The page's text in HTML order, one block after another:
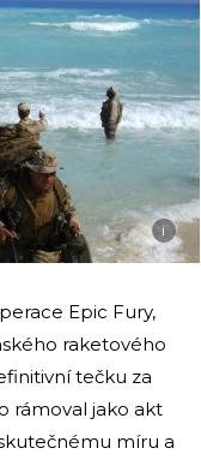
i
Epic Fury,
raketového
tečku za
rámoval jako akt
míru a